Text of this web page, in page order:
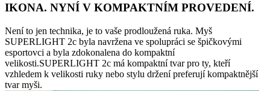
IKONA. NYNÍ V KOMPAKTNÍM PROVEDENÍ.
Není to jen technika, je to vaše prodloužená ruka. Myš
SUPERLIGHT 2c byla navržena ve spolupráci se špičkovými
esportovci a byla zdokonalena do kompaktní
velikosti.SUPERLIGHT 2c má kompaktní tvar pro ty, kteří
vzhledem k velikosti ruky nebo stylu držení preferují kompaktnější
tvar myši.